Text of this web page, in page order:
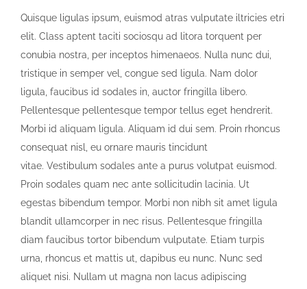
Quisque ligulas ipsum, euismod atras vulputate iltricies etri
elit. Class aptent taciti sociosqu ad litora torquent per
conubia nostra, per inceptos himenaeos. Nulla nunc dui,
tristique in semper vel, congue sed ligula. Nam dolor
ligula, faucibus id sodales in, auctor fringilla libero.
Pellentesque pellentesque tempor tellus eget hendrerit.
Morbi id aliquam ligula. Aliquam id dui sem. Proin rhoncus
consequat nisl, eu ornare mauris tincidunt
vitae. Vestibulum sodales ante a purus volutpat euismod.
Proin sodales quam nec ante sollicitudin lacinia. Ut
egestas bibendum tempor. Morbi non nibh sit amet ligula
blandit ullamcorper in nec risus. Pellentesque fringilla
diam faucibus tortor bibendum vulputate. Etiam turpis
urna, rhoncus et mattis ut, dapibus eu nunc. Nunc sed
aliquet nisi. Nullam ut magna non lacus adipiscing